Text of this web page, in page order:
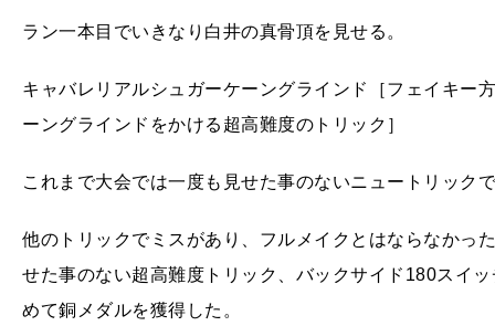
ラン一本目でいきなり白井の真骨頂を見せる。
キャバレリアルシュガーケーングラインド［フェイキー
ーングラインドをかける超高難度のトリック］
これまで大会では一度も見せた事のないニュートリック
他のトリックでミスがあり、フルメイクとはならなかっ
せた事のない超高難度トリック、バックサイド180スイ
めて銅メダルを獲得した。